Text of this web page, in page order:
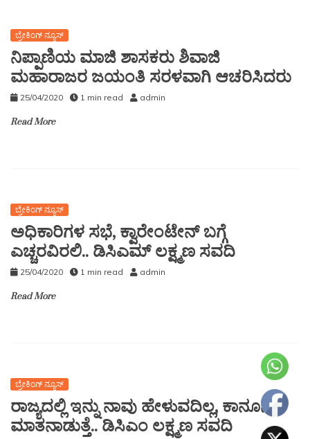
ಬ್ರೇಕಿಂಗ್ ನ್ಯೂಸ್
ನಿಪ್ಪಾಣಿಯ ಮಾಜಿ ಶಾಸಕರು ಶಿವಾಜಿ
ಮಹಾರಾಜರ ಜಯಂತಿ ಸರಳವಾಗಿ ಆಚರಿಸಿದರು
25/04/2020 1 min read admin
Read More
ಬ್ರೇಕಿಂಗ್ ನ್ಯೂಸ್
ಅಧಿಕಾರಿಗಳ ಸಭೆ, ಕ್ವಾರೇಂಟೇನ್ ಬಗ್ಗೆ
ಎಚ್ಚರವಿರಲಿ.. ಡಿಸಿಎಮ್ ಲಕ್ಷ್ಮಣ ಸವದಿ
25/04/2020 1 min read admin
Read More
ಬ್ರೇಕಿಂಗ್ ನ್ಯೂಸ್
ರಾಜ್ಯದಲ್ಲಿ ಇನ್ನು ನಾವು ಹೇಳುವದಿಲ್ಲ, ಕಾನೂನು
ಮಾತನಾಡುತ್ತೆ.. ಡಿಸಿಎಂ ಲಕ್ಷ್ಮಣ ಸವದಿ